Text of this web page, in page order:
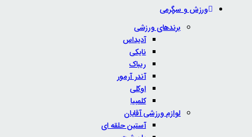
ورزش و سرگرمی
برندهای ورزشی
آدیداس
نایکی
ریباک
آندر آرمور
اوکلی
کلمبیا
لوازم ورزشی آقایان
آستین حلقه ای